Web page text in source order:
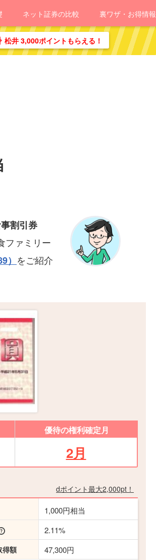
ネット証券の比較 裏ワザ・お得情報
松井 3,000ポイントもらえる！
割引券
ファミリー
） をご紹介
優待の権利確定月
2月
dポイント最大2,000pt！
1,000円相当
2.11%
得額 47,300円